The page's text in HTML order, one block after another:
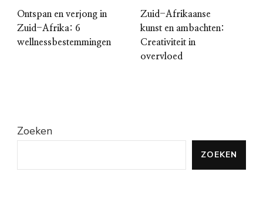
Ontspan en verjong in
Zuid-Afrika: 6
wellnessbestemmingen
Zuid-Afrikaanse
kunst en ambachten:
Creativiteit in
overvloed
Zoeken
ZOEKEN